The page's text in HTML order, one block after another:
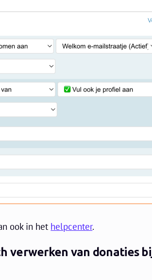
ook in het helpcenter.
verwerken van donaties